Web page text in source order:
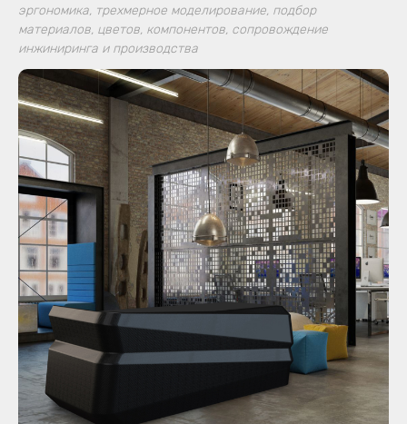
эргономика, трехмерное моделирование, подбор
материалов, цветов, компонентов, сопровождение
инжиниринга и производства